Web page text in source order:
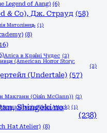
Legend of Aang) (6)
& Co), Дж. Страуд (58)
Матолінець (1)
(8)
Аліса в Країні Чудес (2)
(American Horror Story:
(2)
(Undertale) (57)
Макганн (Oisín McGann)) (2)
Атака вірусів (Virus Attack) (1)
Shingeki no
(238)
Hat Atelier) (8)